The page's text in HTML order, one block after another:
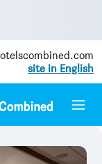
site in English